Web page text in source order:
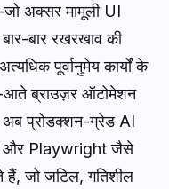
अक्सर मामूली UI
बार रखरखाव की
पूर्वानुमेय कार्यों के
आते ब्राउज़र ऑटोमेशन
अब प्रोडक्शन-ग्रेड AI
और Playwright जैसे
हैं, जो जटिल, गतिशील